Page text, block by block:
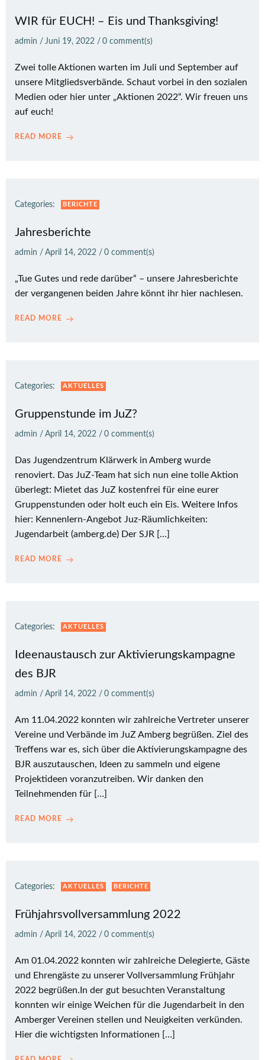
WIR für EUCH! – Eis und Thanksgiving!
admin / Juni 19, 2022 / 0 comment(s)
Zwei tolle Aktionen warten im Juli und September auf
unsere Mitgliedsverbände. Schaut vorbei in den sozialen
Medien oder hier unter „Aktionen 2022“. Wir freuen uns
auf euch!
READ MORE
Categories: BERICHTE
Jahresberichte
admin / April 14, 2022 / 0 comment(s)
„Tue Gutes und rede darüber“ – unsere Jahresberichte
der vergangenen beiden Jahre könnt ihr hier nachlesen.
READ MORE
Categories: AKTUELLES
Gruppenstunde im JuZ?
admin / April 14, 2022 / 0 comment(s)
Das Jugendzentrum Klärwerk in Amberg wurde
renoviert. Das JuZ-Team hat sich nun eine tolle Aktion
überlegt: Mietet das JuZ kostenfrei für eine eurer
Gruppenstunden oder holt euch ein Eis. Weitere Infos
hier: Kennenlern-Angebot Juz-Räumlichkeiten:
Jugendarbeit (amberg.de) Der SJR […]
READ MORE
Categories: AKTUELLES
Ideenaustausch zur Aktivierungskampagne
des BJR
admin / April 14, 2022 / 0 comment(s)
Am 11.04.2022 konnten wir zahlreiche Vertreter unserer
Vereine und Verbände im JuZ Amberg begrüßen. Ziel des
Treffens war es, sich über die Aktivierungskampagne des
BJR auszutauschen, Ideen zu sammeln und eigene
Projektideen voranzutreiben. Wir danken den
Teilnehmenden für […]
READ MORE
Categories: AKTUELLES BERICHTE
Frühjahrsvollversammlung 2022
admin / April 14, 2022 / 0 comment(s)
Am 01.04.2022 konnten wir zahlreiche Delegierte, Gäste
und Ehrengäste zu unserer Vollversammlung Frühjahr
2022 begrüßen.In der gut besuchten Veranstaltung
konnten wir einige Weichen für die Jugendarbeit in den
Amberger Vereinen stellen und Neuigkeiten verkünden.
Hier die wichtigsten Informationen […]